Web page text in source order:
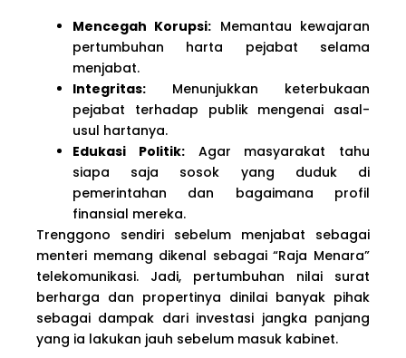
Mencegah Korupsi: Memantau kewajaran
pertumbuhan harta pejabat selama
menjabat.
Integritas: Menunjukkan keterbukaan
pejabat terhadap publik mengenai asal-
usul hartanya.
Edukasi Politik:Agar masyarakat tahu
siapa saja sosok yang duduk di
pemerintahan dan bagaimana profil
finansial mereka.
Trenggono sendiri sebelum menjabat sebagai
menteri memang dikenal sebagai “Raja Menara”
telekomunikasi. Jadi, pertumbuhan nilai surat
berharga dan propertinya dinilai banyak pihak
sebagai dampak dari investasi jangka panjang
yang ia lakukan jauh sebelum masuk kabinet.